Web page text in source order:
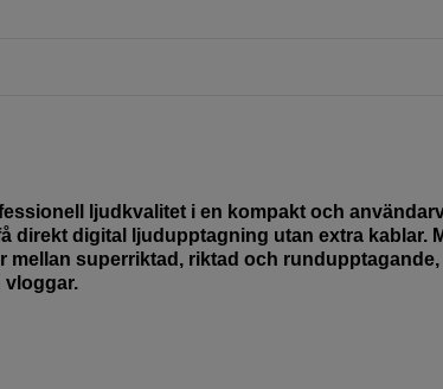
ljudkvalitet i en kompakt och
direkt digital ljudupptagning utan extra kablar.
superriktad, riktad och rundupptagande,
vloggar.